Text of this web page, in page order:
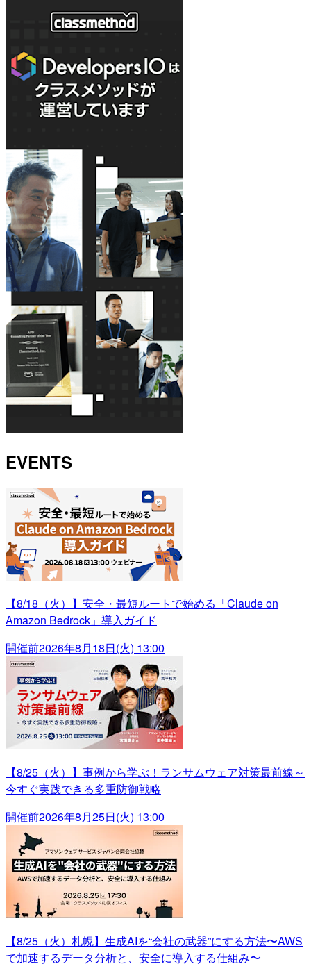
EVENTS
【8/18（火）】安全・最短ルートで始める「Claude on
Amazon Bedrock」導入ガイド
開催前2026年8月18日(火) 13:00
【8/25（火）】事例から学ぶ！ランサムウェア対策最前線～
今すぐ実践できる多重防御戦略
開催前2026年8月25日(火) 13:00
【8/25（火）札幌】生成AIを“会社の武器”にする方法〜AWS
で加速するデータ分析と、安全に導入する仕組み〜